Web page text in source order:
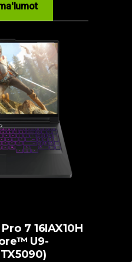
7 16IAX10H
U9-